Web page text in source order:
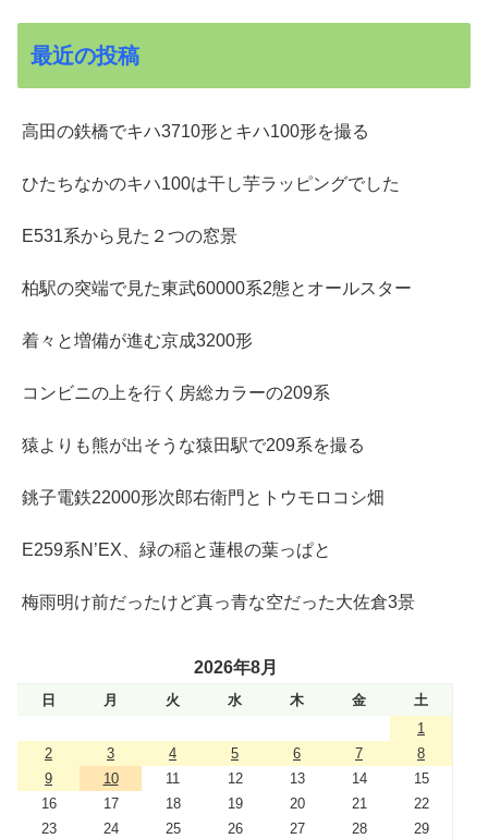
最近の投稿
高田の鉄橋でキハ3710形とキハ100形を撮る
ひたちなかのキハ100は干し芋ラッピングでした
E531系から見た２つの窓景
柏駅の突端で見た東武60000系2態とオールスター
着々と増備が進む京成3200形
コンビニの上を行く房総カラーの209系
猿よりも熊が出そうな猿田駅で209系を撮る
銚子電鉄22000形次郎右衛門とトウモロコシ畑
E259系N’EX、緑の稲と蓮根の葉っぱと
梅雨明け前だったけど真っ青な空だった大佐倉3景
2026年8月
日 月 火 水 木 金
土
1
2
3 4 5 6 7
8
9
10 11 12 13 14
15
16
17 18 19 20 21
22
23
24 25 26 27 28
29